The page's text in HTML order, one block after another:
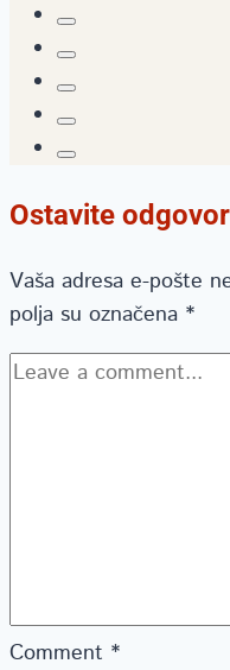
Ostavite odgovor
Vaša adresa e-pošte
polja su označena *
Comment *